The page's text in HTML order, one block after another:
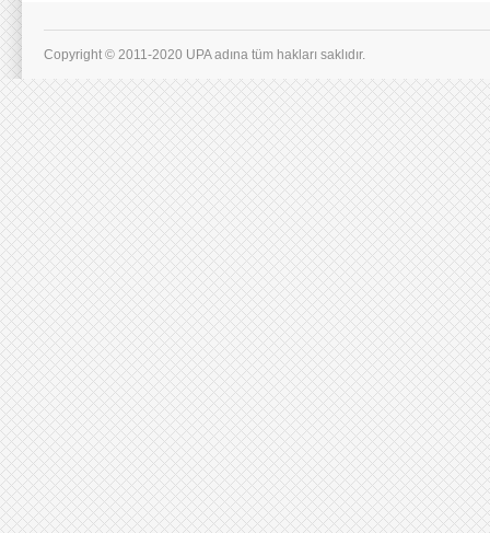
Copyright © 2011-2020 UPA adına tüm hakları saklıdır.